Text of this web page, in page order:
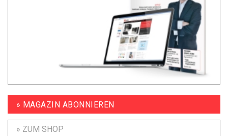
» MAGAZIN ABONNIEREN
» ZUM SHOP